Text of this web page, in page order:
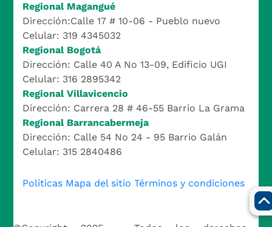
Regional Magangué
Dirección:Calle 17 # 10-06 - Pueblo nuevo
Celular: 319 4345032
Regional Bogotá
Dirección: Calle 40 A No 13-09, Edificio UGI
Celular: 316 2895342
Regional Villavicencio
Dirección: Carrera 28 # 46-55 Barrio La Grama
Regional Barrancabermeja
Dirección: Calle 54 No 24 - 95 Barrio Galán
Celular: 315 2840486
Políticas Mapa del sitio Términos y condiciones